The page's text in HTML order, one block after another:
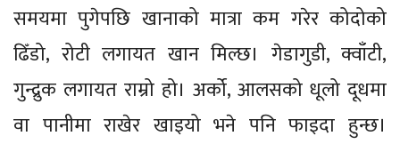
समयमा पुगेपछि खानाको मात्रा कम गरेर कोदोको
ढिँडो, रोटी लगायत खान मिल्छ। गेडागुडी, क्वाँटी,
गुन्द्रुक लगायत राम्रो हो। अर्को, आलसको धूलो दूधमा
वा पानीमा राखेर खाइयो भने पनि फाइदा हुन्छ।